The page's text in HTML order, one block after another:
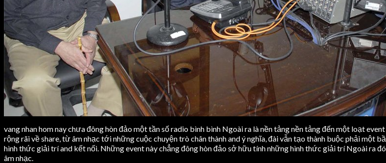
vang nhan hom nay chưa đông hòn đảo một tần số radio bình bình Ngoài ra là nền tảng nền tảng đến một loạt
rộng rãi về share, từ âm nhạc tới những cuộc chuyện trò chân thành and ý nghĩa, đài vẫn tạo thành buộc phải một
hình thức giải trí and kết nối. Những event này chẳng đông hòn đảo sở hữu tính những hình thức giải trí Ngoài ra
âm nhạc.